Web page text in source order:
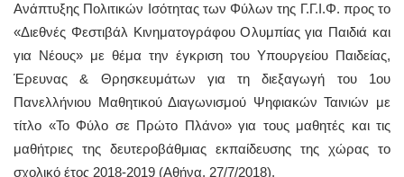
Ανάπτυξης Πολιτικών Ισότητας των Φύλων της Γ.Γ.Ι.Φ. προς το
«Διεθνές Φεστιβάλ Κινηματογράφου Ολυμπίας για Παιδιά και
για Νέους» με θέμα την έγκριση του Υπουργείου Παιδείας,
Έρευνας & Θρησκευμάτων για τη διεξαγωγή του 1ου
Πανελλήνιου Μαθητικού Διαγωνισμού Ψηφιακών Ταινιών με
τίτλο «Το Φύλο σε Πρώτο Πλάνο» για τους μαθητές και τις
μαθήτριες της δευτεροβάθμιας εκπαίδευσης της χώρας το
σχολικό έτος 2018-2019 (Αθήνα, 27/7/2018).